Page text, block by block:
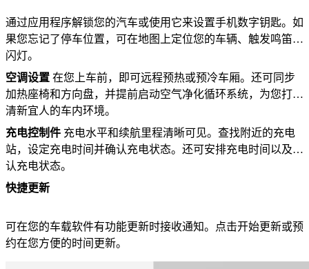
通过应用程序解锁您的汽车或使用它来设置手机数字钥匙。如
果您忘记了停车位置，可在地图上定位您的车辆、触发鸣笛或
闪灯。
空调设置
加热座椅和方向盘，并提前启动空气净化循环系统，为您打造
清新宜人的车内环境。
充电控制件
站，设定充电时间并确认充电状态。还可安排充电时间以及确
认充电状态。
快捷更新
可在您的车载软件有功能更新时接收通知。点击开始更新或预
约在您方便的时间更新。